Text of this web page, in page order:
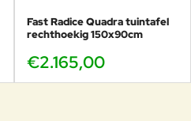
Fast Radice Quadra tuintafel
rechthoekig 150x90cm
€2.165,00